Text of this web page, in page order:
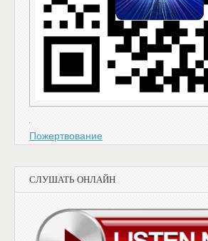
Пожертвование
СЛУШАТЬ ОНЛАЙН